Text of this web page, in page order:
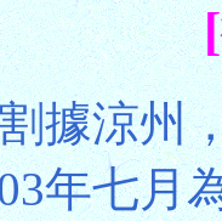
據涼州
年七月